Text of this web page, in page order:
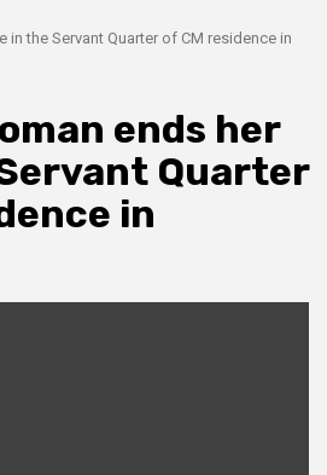
the Servant Quarter of CM residence in
ends her
Quarter
in